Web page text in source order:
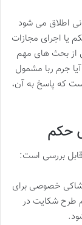
اطلاق می شود
یا اجرای مجازات
از بحث های مهم
جرم ربا مشمول
که پاسخ به آن،
حکم
بررسی است:
خصوصی برای
طرح شکایت در